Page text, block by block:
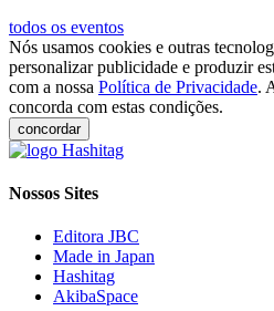
todos os eventos
Nós usamos cookies e outras
personalizar publicidade e produzir
com a nossa Política de Privacidade.
concorda com estas condições.
concordar
Nossos Sites
Editora JBC
Made in Japan
Hashitag
AkibaSpace